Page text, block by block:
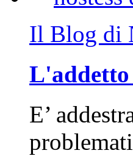
Il Blog di
L'addetto
E’